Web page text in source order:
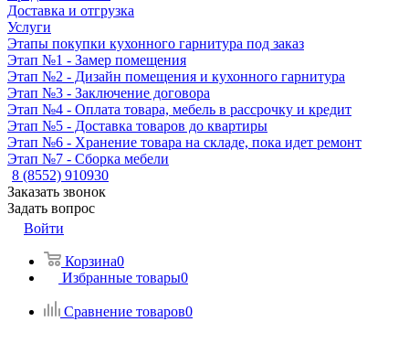
Доставка и отгрузка
Услуги
Этапы покупки кухонного гарнитура под заказ
Этап №1 - Замер помещения
Этап №2 - Дизайн помещения и кухонного гарнитура
Этап №3 - Заключение договора
Этап №4 - Оплата товара, мебель в рассрочку и кредит
Этап №5 - Доставка товаров до квартиры
Этап №6 - Хранение товара на складе, пока идет ремонт
Этап №7 - Сборка мебели
8 (8552) 910930
Заказать звонок
Задать вопрос
Войти
Корзина0
Избранные товары0
Сравнение товаров0